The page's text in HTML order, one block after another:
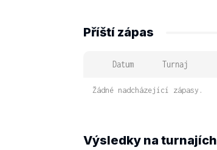
Příští zápas
Datum Turnaj
Žádné nadcházející zápasy.
Výsledky na turnajích